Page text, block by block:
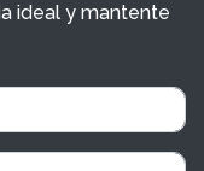
ideal y mantente